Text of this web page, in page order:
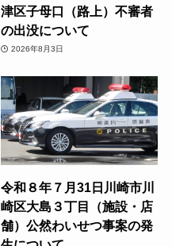
津区子母口（路上）不審者
の出没について
2026年8月3日
令和８年７月31日川崎市川
崎区大島３丁目（施設・店
舗）公然わいせつ事案の発